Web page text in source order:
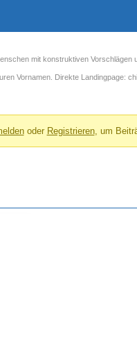
mit konstruktiven
Vornamen. Direkte Landingpage:
oder Registrieren, um